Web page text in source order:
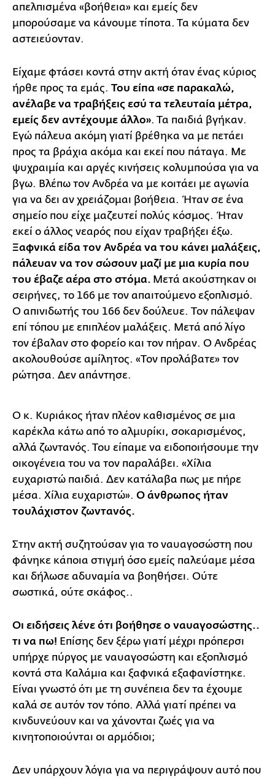
απελπισμένα «βοήθεια» και εμείς δεν
μπορούσαμε να κάνουμε τίποτα. Τα κύματα δεν
αστειεύονταν.
Είχαμε φτάσει κοντά στην ακτή όταν ένας κύριος
ήρθε προς τα εμάς. Του είπα «σε παρακαλώ,
ανέλαβε να τραβήξεις εσύ τα τελευταία μέτρα,
εμείς δεν αντέχουμε άλλο». Τα παιδιά βγήκαν.
Εγώ πάλευα ακόμη γιατί βρέθηκα να με πετάει
προς τα βράχια ακόμα και εκεί που πάταγα. Με
ψυχραιμία και αργές κινήσεις κολυμπούσα για να
βγω. Βλέπω τον Ανδρέα να με κοιτάει με αγωνία
για να δει αν χρειάζομαι βοήθεια. Ήταν σε ένα
σημείο που είχε μαζευτεί πολύς κόσμος. Ήταν
εκεί ο άλλος νεαρός που είχαν τραβήξει έξω.
Ξαφνικά είδα τον Ανδρέα να του κάνει μαλάξεις,
πάλευαν να τον σώσουν μαζί με μια κυρία που
του έβαζε αέρα στο στόμα. Μετά ακούστηκαν οι
σειρήνες, το 166 με τον απαιτούμενο εξοπλισμό.
Ο απινιδωτής του 166 δεν δούλευε. Τον πάλεψαν
επί τόπου με επιπλέον μαλάξεις. Μετά από λίγο
τον έβαλαν στο φορείο και τον πήραν. Ο Ανδρέας
ακολουθούσε αμίλητος. «Τον προλάβατε» τον
ρώτησα. Δεν απάντησε.
Ο κ. Κυριάκος ήταν πλέον καθισμένος σε μια
καρέκλα κάτω από το αλμυρίκι, σοκαρισμένος,
αλλά ζωντανός. Του είπαμε να ειδοποιήσουμε την
οικογένεια του να τον παραλάβει. «Χίλια
ευχαριστώ παιδιά. Δεν κατάλαβα πως με πήρε
μέσα. Χίλια ευχαριστώ». Ο άνθρωπος ήταν
τουλάχιστον ζωντανός.
Στην ακτή συζητούσαν για το ναυαγοσώστη που
φάνηκε κάποια στιγμή όσο εμείς παλεύαμε μέσα
και δήλωσε αδυναμία να βοηθήσει. Ούτε
σωστικά, ούτε σκάφος..
Οι ειδήσεις λένε ότι βοήθησε ο ναυαγοσώστης..
τι να πω! Επίσης δεν ξέρω γιατί μέχρι πρόπερσι
υπήρχε πύργος με ναυαγοσώστη και εξοπλισμό
κοντά στα Καλάμια και ξαφνικά εξαφανίστηκε.
Είναι γνωστό ότι με τη συνέπεια δεν τα έχουμε
καλά σε αυτόν τον τόπο. Αλλά γιατί πρέπει να
κινδυνεύουν και να χάνονται ζωές για να
κινητοποιούνται οι αρμόδιοι;
Δεν υπάρχουν λόγια για να περιγράψουν αυτό που